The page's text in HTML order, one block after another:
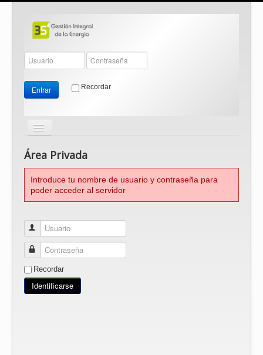
Entrar Recordar
Cambiar
Área Privada
Introduce tu nombre de usuario y contraseña para
poder acceder al servidor
Usuario
Contraseña
Recordar
Identificarse